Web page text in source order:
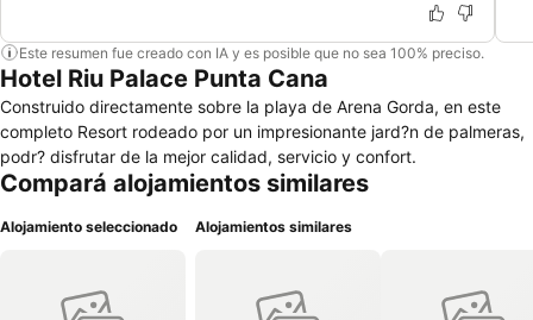
Este resumen fue creado con IA y es posible que no sea 100% preciso.
Hotel Riu Palace Punta Cana
Construido directamente sobre la playa de Arena Gorda, en este
completo Resort rodeado por un impresionante jard?n de palmeras,
podr? disfrutar de la mejor calidad, servicio y confort.
Compará alojamientos similares
Alojamiento seleccionado Alojamientos similares